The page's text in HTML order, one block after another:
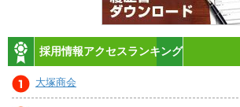
採用情報アクセスランキング
大塚商会